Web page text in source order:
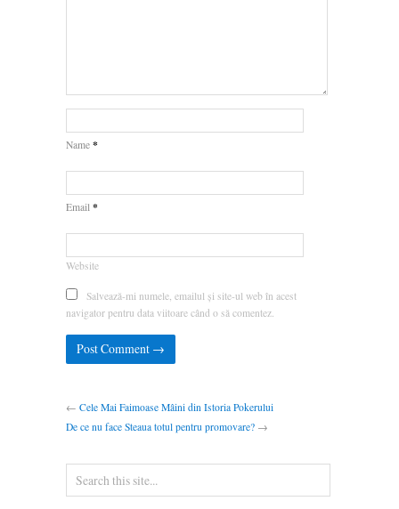
Name *
Email *
Website
Salvează-mi numele, emailul și site-ul web în acest
navigator pentru data viitoare când o să comentez.
← Cele Mai Faimoase Mâini din Istoria Pokerului
De ce nu face Steaua totul pentru promovare? →